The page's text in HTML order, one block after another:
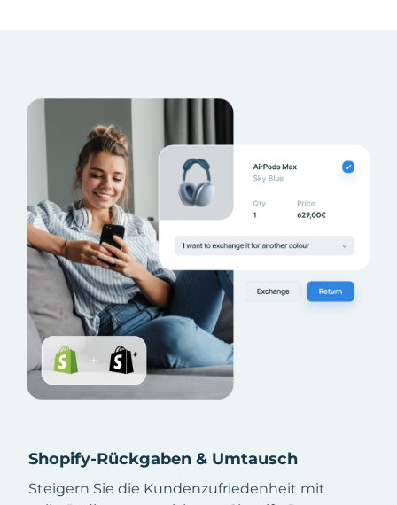
Shopify-Rückgaben & Umtausch
Steigern Sie die Kundenzufriedenheit mit